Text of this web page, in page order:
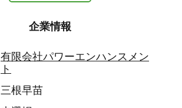
企業情報
有限会社パワーエンハンスメン
ト
三根早苗